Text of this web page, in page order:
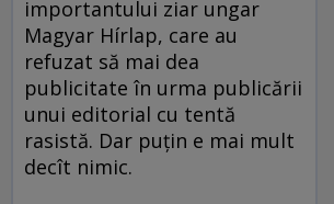
importantului ziar ungar
Magyar Hírlap, care au
refuzat să mai dea
publicitate în urma publicării
unui editorial cu tentă
rasistă. Dar puţin e mai mult
decît nimic.